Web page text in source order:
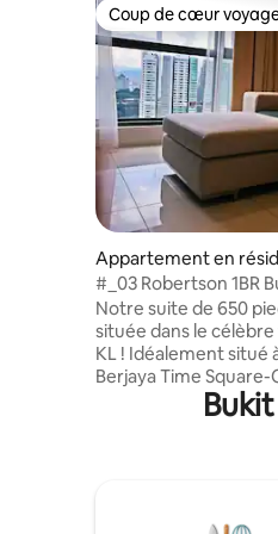
Coup de cœur
Coup de cœur
Appartement en
Kuala Lumpur
#_03 Robertson 1BR
Lumpur
Notre suite de 650
située dans le
KL ! Idéalement situé à 5-10 min à pied : -
Berjaya Time
street -Jalan Alor
China Town -Pavilion